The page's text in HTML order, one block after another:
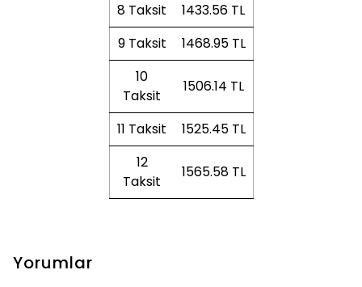
8 Taksit
1433.56 TL
9 Taksit
1468.95 TL
10
Taksit
1506.14 TL
11 Taksit
1525.45 TL
12
Taksit
1565.58 TL
Yorumlar